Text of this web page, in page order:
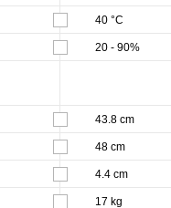
40 °C
20 - 90%
43.8 cm
48 cm
4.4 cm
17 kg